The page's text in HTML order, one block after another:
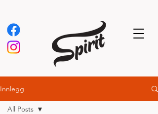
Innlegg
All Posts